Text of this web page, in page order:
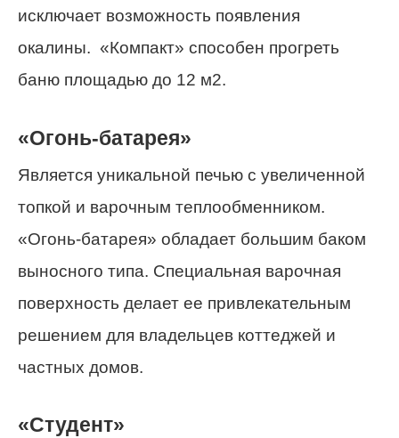
исключает возможность появления
окалины. «Компакт» способен прогреть
баню площадью до 12 м2.
«Огонь-батарея»
Является уникальной печью с увеличенной
топкой и варочным теплообменником.
«Огонь-батарея» обладает большим баком
выносного типа. Специальная варочная
поверхность делает ее привлекательным
решением для владельцев коттеджей и
частных домов.
«Студент»